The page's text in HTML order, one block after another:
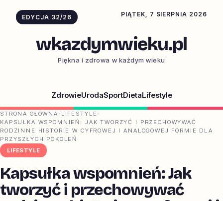
EDYCJA 32/26 PIĄTEK, 7 SIERPNIA 2026
wkazdymwieku.pl
Piękna i zdrowa w każdym wieku
ZdrowieUrodaSportDietaLifestyle
STRONA GŁÓWNA › LIFESTYLE ›
KAPSUŁKA WSPOMNIEŃ: JAK TWORZYĆ I PRZECHOWYWAĆ
RODZINNE HISTORIE W CYFROWEJ I ANALOGOWEJ FORMIE DLA
PRZYSZŁYCH POKOLEŃ
LIFESTYLE
Kapsułka wspomnień: Jak
tworzyć i przechowywać